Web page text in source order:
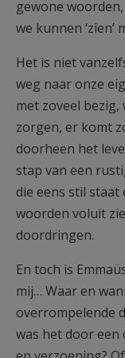
gewone
we kunnen
Het is niet
weg naar onze
met zoveel
zorgen, er komt
doorheen het
stap van een
die eens stil staat
woorden voluit
doordringen.
En toch is
mij… Waar en
overrompelende
was het door een